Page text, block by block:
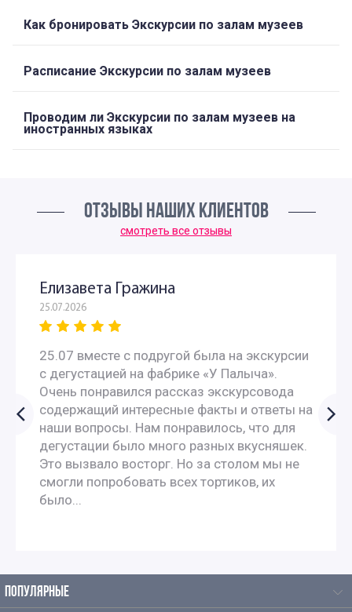
Как бронировать Экскурсии по залам музеев
Расписание Экскурсии по залам музеев
Проводим ли Экскурсии по залам музеев на
иностранных языках
ОТЗЫВЫ НАШИХ КЛИЕНТОВ
смотреть все отзывы
Елизавета Гражина
25.07.2026
25.07 вместе с подругой была на экскурсии
с дегустацией на фабрике «У Палыча».
Очень понравился рассказ экскурсовода
содержащий интересные факты и ответы на
наши вопросы. Нам понравилось, что для
дегустации было много разных вкусняшек.
Это вызвало восторг. Но за столом мы не
смогли попробовать всех тортиков, их
было...
ПОПУЛЯРНЫЕ